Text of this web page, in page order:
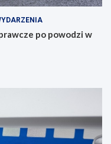
po powodzi w